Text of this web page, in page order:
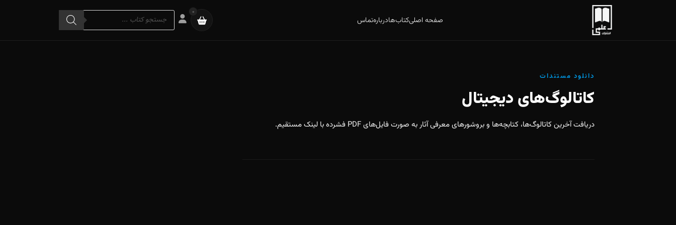
صفحه اصلیکتاب‌هادربارهتماس
0
Products
search
دانلود مستندات
کاتالوگ‌های دیجیتال
دریافت آخرین کاتالوگ‌ها، کتابچه‌ها و بروشورهای معرفی آثار به صورت فایل‌های PDF فشرده با لینک مستقیم.